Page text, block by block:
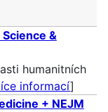
&
humanitních
informací]
+ NEJM